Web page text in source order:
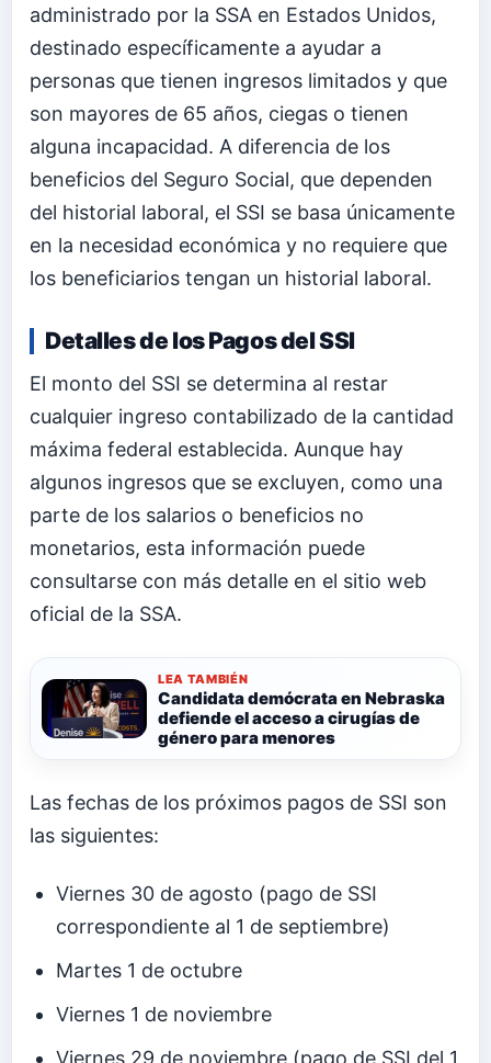
administrado por la SSA en Estados Unidos,
destinado específicamente a ayudar a
personas que tienen ingresos limitados y que
son mayores de 65 años, ciegas o tienen
alguna incapacidad. A diferencia de los
beneficios del Seguro Social, que dependen
del historial laboral, el SSI se basa únicamente
en la necesidad económica y no requiere que
los beneficiarios tengan un historial laboral.
Detalles de los Pagos del SSI
El monto del SSI se determina al restar
cualquier ingreso contabilizado de la cantidad
máxima federal establecida. Aunque hay
algunos ingresos que se excluyen, como una
parte de los salarios o beneficios no
monetarios, esta información puede
consultarse con más detalle en el sitio web
oficial de la SSA.
LEA TAMBIÉN
Candidata demócrata en Nebraska
defiende el acceso a cirugías de
género para menores
Las fechas de los próximos pagos de SSI son
las siguientes:
Viernes 30 de agosto (pago de SSI
correspondiente al 1 de septiembre)
Martes 1 de octubre
Viernes 1 de noviembre
Viernes 29 de noviembre (pago de SSI del 1